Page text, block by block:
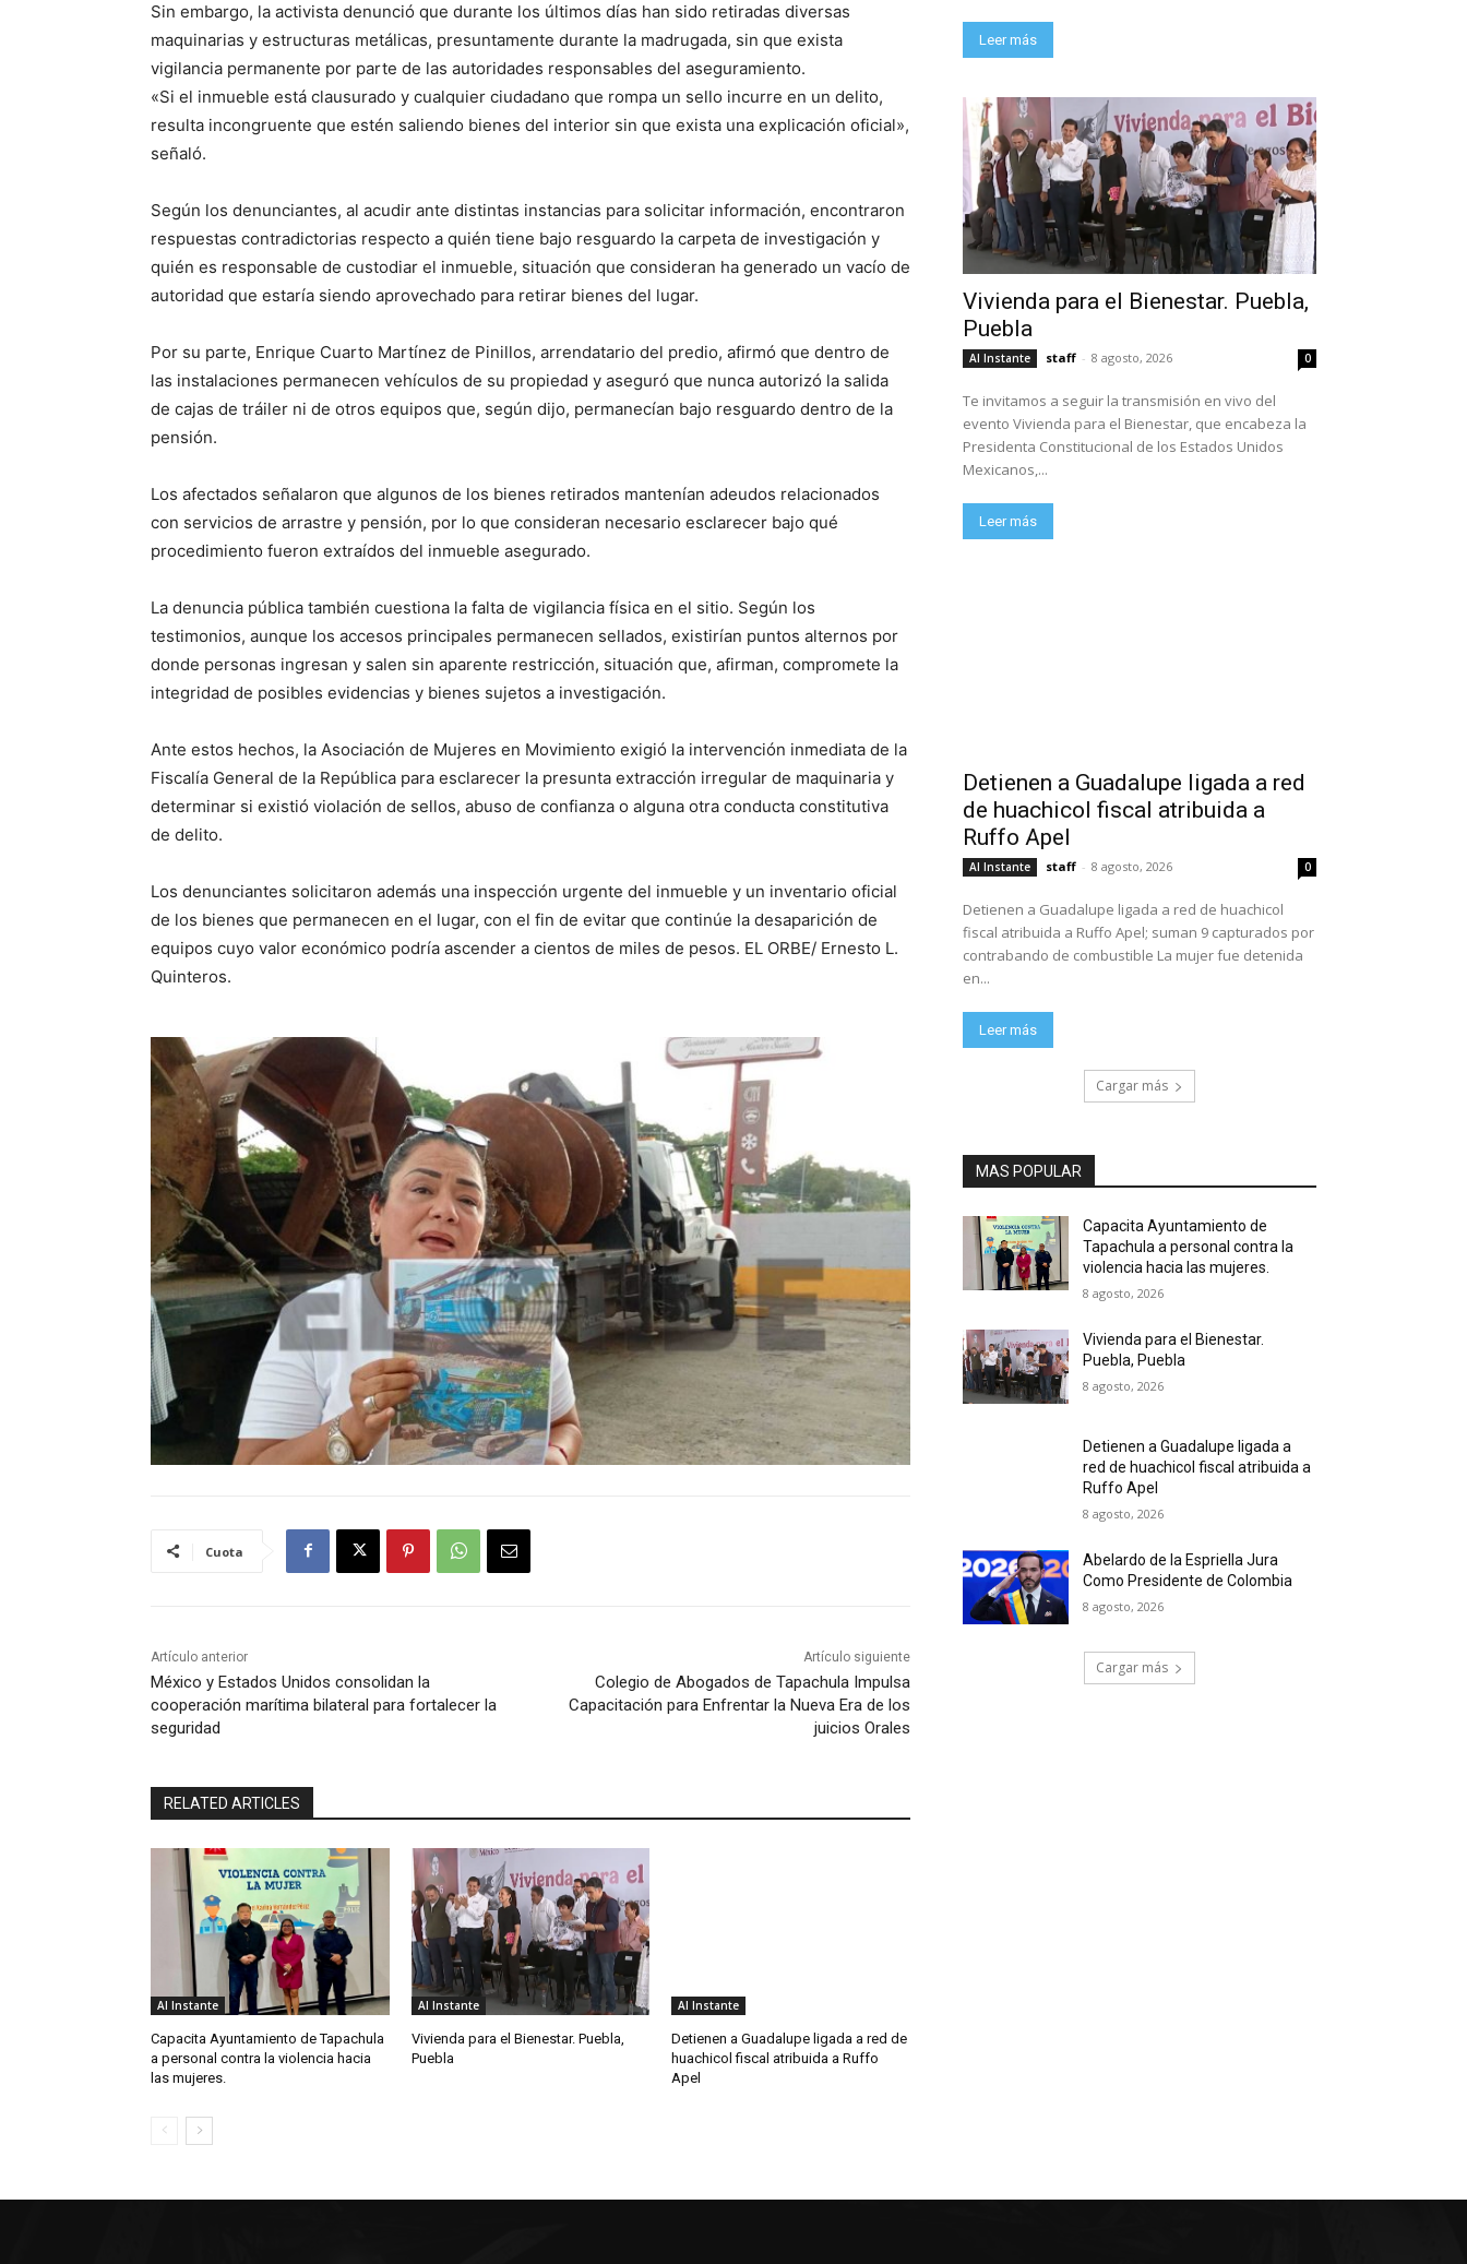
Sin embargo, la activista denunció que durante los últimos días han sido retiradas diversas
maquinarias y estructuras metálicas, presuntamente durante la madrugada, sin que exista
vigilancia permanente por parte de las autoridades responsables del aseguramiento.
«Si el inmueble está clausurado y cualquier ciudadano que rompa un sello incurre en un delito,
resulta incongruente que estén saliendo bienes del interior sin que exista una explicación oficial»,
señaló.
Según los denunciantes, al acudir ante distintas instancias para solicitar información, encontraron
respuestas contradictorias respecto a quién tiene bajo resguardo la carpeta de investigación y
quién es responsable de custodiar el inmueble, situación que consideran ha generado un vacío de
autoridad que estaría siendo aprovechado para retirar bienes del lugar.
Por su parte, Enrique Cuarto Martínez de Pinillos, arrendatario del predio, afirmó que dentro de
las instalaciones permanecen vehículos de su propiedad y aseguró que nunca autorizó la salida
de cajas de tráiler ni de otros equipos que, según dijo, permanecían bajo resguardo dentro de la
pensión.
Los afectados señalaron que algunos de los bienes retirados mantenían adeudos relacionados
con servicios de arrastre y pensión, por lo que consideran necesario esclarecer bajo qué
procedimiento fueron extraídos del inmueble asegurado.
La denuncia pública también cuestiona la falta de vigilancia física en el sitio. Según los
testimonios, aunque los accesos principales permanecen sellados, existirían puntos alternos por
donde personas ingresan y salen sin aparente restricción, situación que, afirman, compromete la
integridad de posibles evidencias y bienes sujetos a investigación.
Ante estos hechos, la Asociación de Mujeres en Movimiento exigió la intervención inmediata de la
Fiscalía General de la República para esclarecer la presunta extracción irregular de maquinaria y
determinar si existió violación de sellos, abuso de confianza o alguna otra conducta constitutiva
de delito.
Los denunciantes solicitaron además una inspección urgente del inmueble y un inventario oficial
de los bienes que permanecen en el lugar, con el fin de evitar que continúe la desaparición de
equipos cuyo valor económico podría ascender a cientos de miles de pesos. EL ORBE/ Ernesto L.
Quinteros.
Cuota
Artículo anterior
México y Estados Unidos consolidan la
cooperación marítima bilateral para fortalecer la
seguridad
Artículo siguiente
Colegio de Abogados de Tapachula Impulsa
Capacitación para Enfrentar la Nueva Era de los
juicios Orales
RELATED ARTICLES
Al Instante
Capacita Ayuntamiento de Tapachula
a personal contra la violencia hacia
las mujeres.
Al Instante
Vivienda para el Bienestar. Puebla,
Puebla
Al Instante
Detienen a Guadalupe ligada a red de
huachicol fiscal atribuida a Ruffo
Apel
Leer más
Vivienda para el Bienestar. Puebla,
Puebla
Al Instante staff - 8 agosto, 2026 0
Te invitamos a seguir la transmisión en vivo del
evento Vivienda para el Bienestar, que encabeza la
Presidenta Constitucional de los Estados Unidos
Mexicanos,...
Leer más
Detienen a Guadalupe ligada a red
de huachicol fiscal atribuida a
Ruffo Apel
Al Instante staff - 8 agosto, 2026 0
Detienen a Guadalupe ligada a red de huachicol
fiscal atribuida a Ruffo Apel; suman 9 capturados por
contrabando de combustible La mujer fue detenida
en...
Leer más
Cargar más
MAS POPULAR
Capacita Ayuntamiento de
Tapachula a personal contra la
violencia hacia las mujeres.
8 agosto, 2026
Vivienda para el Bienestar.
Puebla, Puebla
8 agosto, 2026
Detienen a Guadalupe ligada a
red de huachicol fiscal atribuida a
Ruffo Apel
8 agosto, 2026
Abelardo de la Espriella Jura
Como Presidente de Colombia
8 agosto, 2026
Cargar más